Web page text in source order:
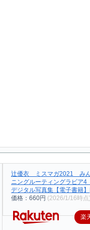
辻優衣 ミスマガ2021 み
ニングルーティングラビア
デジタル写真集【電子書籍
価格：660円 (2026/1/16時点
楽